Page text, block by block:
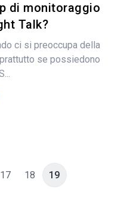
di monitoraggio
Talk?
ci si preoccupa della
se possiedono
17 18 19